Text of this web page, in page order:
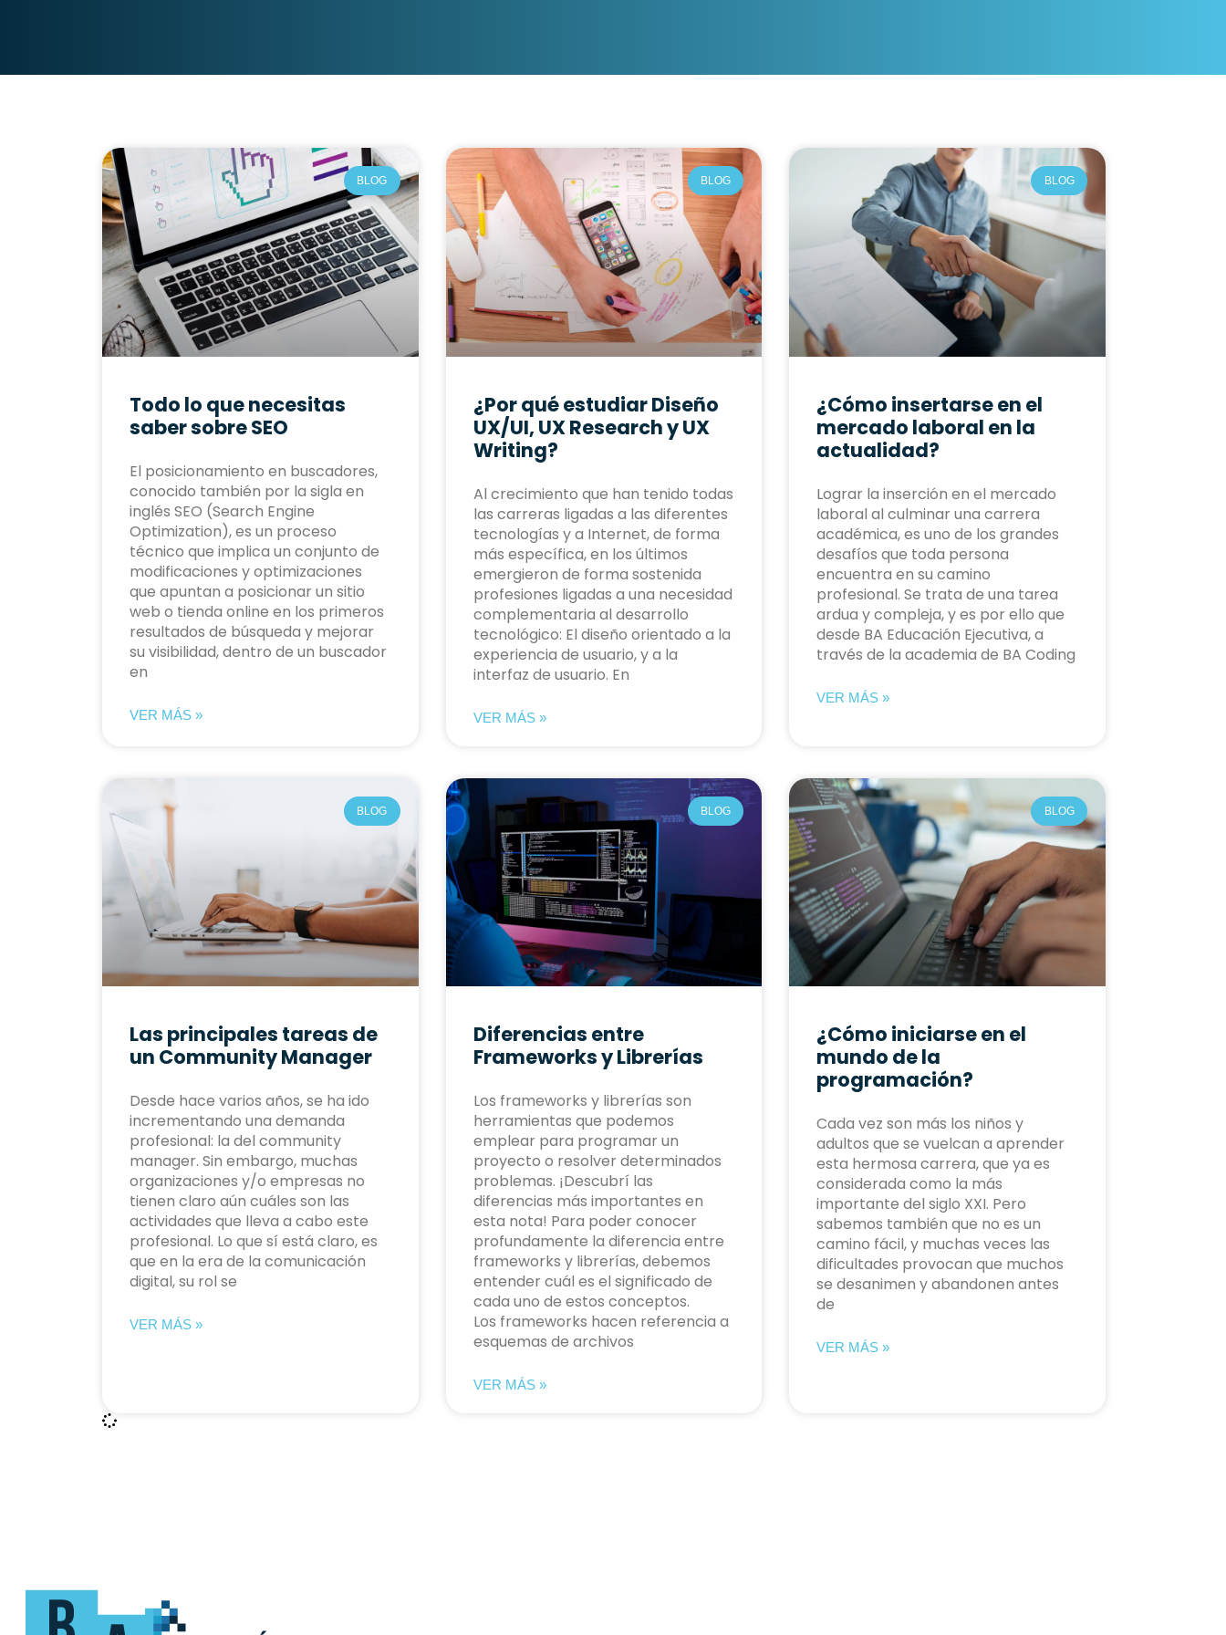
BLOG
Todo lo que necesitas
saber sobre SEO
El posicionamiento en buscadores,
conocido también por la sigla en
inglés SEO (Search Engine
Optimization), es un proceso
técnico que implica un conjunto de
modificaciones y optimizaciones
que apuntan a posicionar un sitio
web o tienda online en los primeros
resultados de búsqueda y mejorar
su visibilidad, dentro de un buscador
en
VER MÁS »
BLOG
¿Por qué estudiar Diseño
UX/UI, UX Research y UX
Writing?
Al crecimiento que han tenido todas
las carreras ligadas a las diferentes
tecnologías y a Internet, de forma
más específica, en los últimos
emergieron de forma sostenida
profesiones ligadas a una necesidad
complementaria al desarrollo
tecnológico: El diseño orientado a la
experiencia de usuario, y a la
interfaz de usuario. En
VER MÁS »
BLOG
¿Cómo insertarse en el
mercado laboral en la
actualidad?
Lograr la inserción en el mercado
laboral al culminar una carrera
académica, es uno de los grandes
desafíos que toda persona
encuentra en su camino
profesional. Se trata de una tarea
ardua y compleja, y es por ello que
desde BA Educación Ejecutiva, a
través de la academia de BA Coding
VER MÁS »
BLOG
Las principales tareas de
un Community Manager
Desde hace varios años, se ha ido
incrementando una demanda
profesional: la del community
manager. Sin embargo, muchas
organizaciones y/o empresas no
tienen claro aún cuáles son las
actividades que lleva a cabo este
profesional. Lo que sí está claro, es
que en la era de la comunicación
digital, su rol se
VER MÁS »
BLOG
Diferencias entre
Frameworks y Librerías
Los frameworks y librerías son
herramientas que podemos
emplear para programar un
proyecto o resolver determinados
problemas. ¡Descubrí las
diferencias más importantes en
esta nota! Para poder conocer
profundamente la diferencia entre
frameworks y librerías, debemos
entender cuál es el significado de
cada uno de estos conceptos.
Los frameworks hacen referencia a
esquemas de archivos
VER MÁS »
BLOG
¿Cómo iniciarse en el
mundo de la
programación?
Cada vez son más los niños y
adultos que se vuelcan a aprender
esta hermosa carrera, que ya es
considerada como la más
importante del siglo XXI. Pero
sabemos también que no es un
camino fácil, y muchas veces las
dificultades provocan que muchos
se desanimen y abandonen antes
de
VER MÁS »